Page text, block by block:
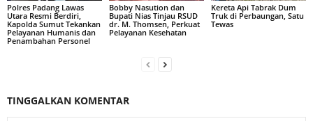
Polres Padang Lawas
Utara Resmi Berdiri,
Kapolda Sumut Tekankan
Pelayanan Humanis dan
Penambahan Personel
Bobby Nasution dan
Bupati Nias Tinjau RSUD
dr. M. Thomsen, Perkuat
Pelayanan Kesehatan
Kereta Api Tabrak Dum
Truk di Perbaungan, Satu
Tewas
TINGGALKAN KOMENTAR